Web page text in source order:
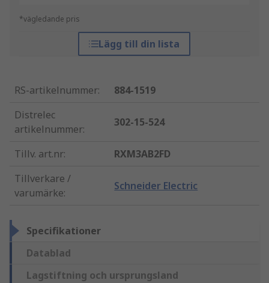
*vägledande pris
Lägg till din lista
RS-artikelnummer:
884-1519
Distrelec
artikelnummer:
302-15-524
Tillv. art.nr:
RXM3AB2FD
Tillverkare /
varumärke:
Schneider Electric
Specifikationer
Datablad
Lagstiftning och ursprungsland